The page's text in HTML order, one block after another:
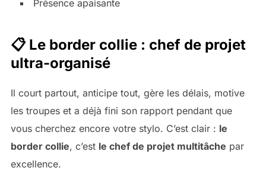
Présence apaisante
📋 Le border collie : chef de projet
ultra-organisé
Il court partout, anticipe tout, gère les délais, motive
les troupes et a déjà fini son rapport pendant que
vous cherchez encore votre stylo. C’est clair : le
border collie, c’est le chef de projet multitâche par
excellence.